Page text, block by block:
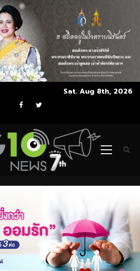
Sat. Aug 8th, 2026
Facebook
Twitter
Primary